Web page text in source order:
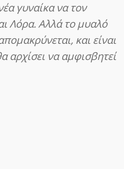
γυναίκα να τον
Λόρα. Αλλά το μυαλό
και είναι
αρχίσει να αμφισβητεί